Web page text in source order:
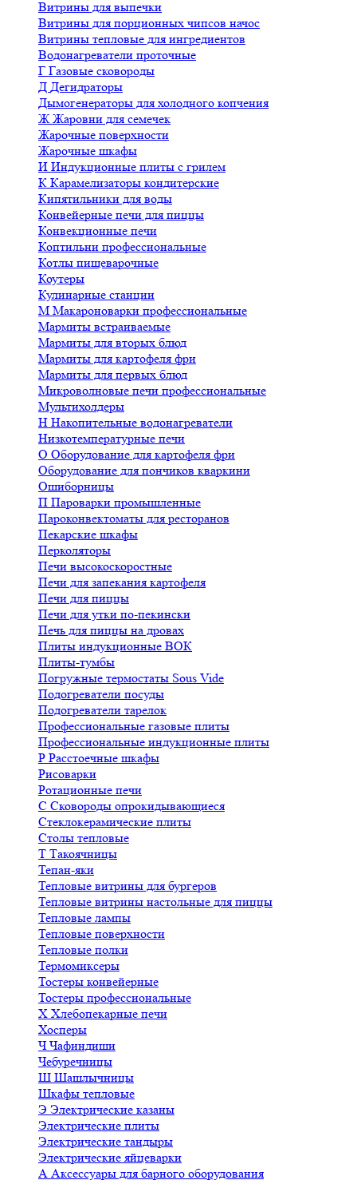
Витрины для выпечки
Витрины для порционных чипсов начос
Витрины тепловые для ингредиентов
Водонагреватели проточные
Г Газовые сковороды
Д Дегидраторы
Дымогенераторы для холодного копчения
ЖЖаровни для семечек
Жарочные поверхности
Жарочные шкафы
И Индукционные плиты с грилем
К Карамелизаторы кондитерские
Кипятильники для воды
Конвейерные печи для пиццы
Конвекционные печи
Коптильни профессиональные
Котлы пищеварочные
Коутеры
Кулинарные станции
М Макароноварки профессиональные
Мармиты встраиваемые
Мармиты для вторых блюд
Мармиты для картофеля фри
Мармиты для первых блюд
Микроволновые печи профессиональные
Мультихолдеры
Н Накопительные водонагреватели
Низкотемпературные печи
О Оборудование для картофеля фри
Оборудование для пончиков кваркини
Ошиборницы
П Пароварки промышленные
Пароконвектоматы для ресторанов
Пекарские шкафы
Перколяторы
Печи высокоскоростные
Печи для запекания картофеля
Печи для пиццы
Печи для утки по-пекински
Печь для пиццы на дровах
Плиты индукционные ВОК
Плиты-тумбы
Погружные термостаты Sous Vide
Подогреватели посуды
Подогреватели тарелок
Профессиональные газовые плиты
Профессиональные индукционные плиты
Р Расстоечные шкафы
Рисоварки
Ротационные печи
С Сковороды опрокидывающиеся
Стеклокерамические плиты
Столы тепловые
Т Такоячницы
Тепан-яки
Тепловые витрины для бургеров
Тепловые витрины настольные для пиццы
Тепловые лампы
Тепловые поверхности
Тепловые полки
Термомиксеры
Тостеры конвейерные
Тостеры профессиональные
Х Хлебопекарные печи
Хосперы
ЧЧафиндиши
Чебуречницы
Ш Шашлычницы
Шкафы тепловые
Э Электрические казаны
Электрические плиты
Электрические тандыры
Электрические яйцеварки
А Аксессуары для барного оборудования